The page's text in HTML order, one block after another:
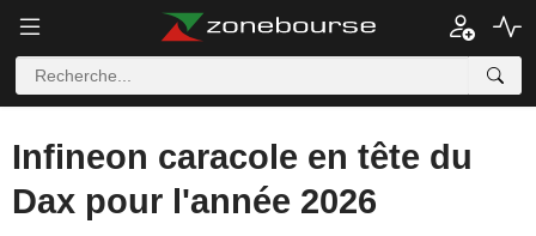
Infineon caracole en tête du
Dax pour l'année 2026